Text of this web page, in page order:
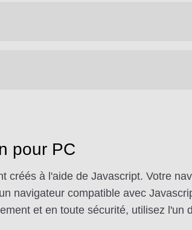
pour PC
créés à l'aide de Javascript. Votre
navigateur compatible avec
et en toute sécurité, utilisez l'un